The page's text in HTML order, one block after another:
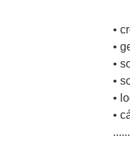
•
•
•
•
•
•